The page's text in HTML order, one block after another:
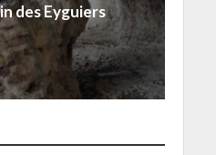
des Eyguiers